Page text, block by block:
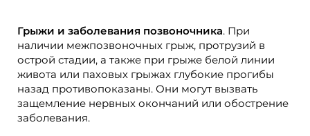
Грыжи и заболевания позвоночника. При
наличии межпозвоночных грыж, протрузий в
острой стадии, а также при грыже белой линии
живота или паховых грыжах глубокие прогибы
назад противопоказаны. Они могут вызвать
защемление нервных окончаний или обострение
заболевания.